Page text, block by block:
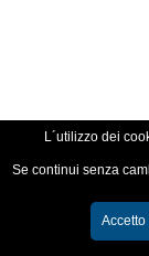
L´utilizzo dei
Se continui senza
Accetto